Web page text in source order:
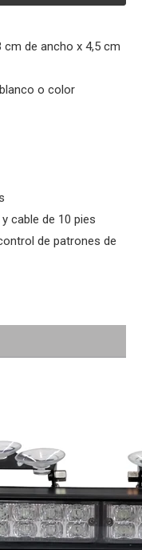
cm de ancho x 4,5 cm
o color
cable de 10 pies
de patrones de